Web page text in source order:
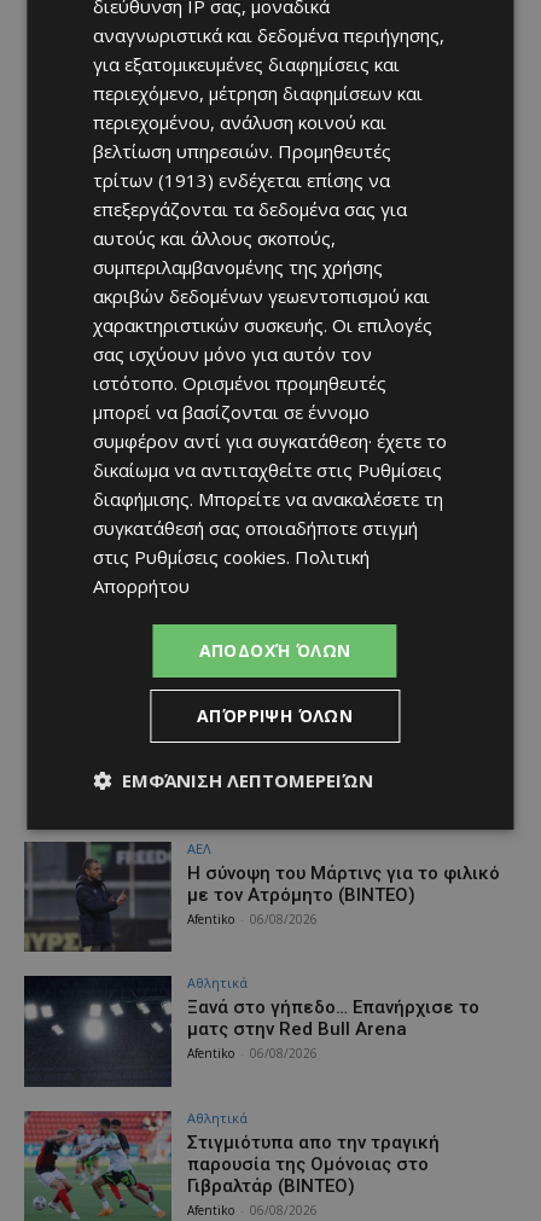
ΑΕΛ
H σύνοψη του Μάρτινς για το φιλικό
με τον Ατρόμητο (ΒΙΝΤΕΟ)
Afentiko 06/08/2026
Αθλητικά
Ξανά στο γήπεδο… Επανήρχισε το
ματς στην Red Bull Arena
Afentiko 06/08/2026
Αθλητικά
Στιγμιότυπα απο την τραγική
παρουσία της Ομόνοιας στο
Γιβραλτάρ (ΒΙΝΤΕΟ)
Afentiko 06/08/2026
διεύθυνση IP σας, μοναδικά
αναγνωριστικά και δεδομένα περιήγησης,
για εξατομικευμένες διαφημίσεις και
περιεχόμενο, μέτρηση διαφημίσεων και
περιεχομένου, ανάλυση κοινού και
βελτίωση υπηρεσιών. Προμηθευτές
τρίτων (1913) ενδέχεται επίσης να
επεξεργάζονται τα δεδομένα σας για
αυτούς και άλλους σκοπούς,
συμπεριλαμβανομένης της χρήσης
ακριβών δεδομένων γεωεντοπισμού και
χαρακτηριστικών συσκευής. Οι επιλογές
σας ισχύουν μόνο για αυτόν τον
ιστότοπο. Ορισμένοι προμηθευτές
μπορεί να βασίζονται σε έννομο
συμφέρον αντί για συγκατάθεση· έχετε το
δικαίωμα να αντιταχθείτε στις Ρυθμίσεις
διαφήμισης. Μπορείτε να ανακαλέσετε τη
συγκατάθεσή σας οποιαδήποτε στιγμή
στις Ρυθμίσεις cookies. Πολιτική
Απορρήτου
ΑΠΟΔΟΧΉ ΌΛΩΝ
ΑΠΌΡΡΙΨΗ ΌΛΩΝ
ΕΜΦΆΝΙΣΗ ΛΕΠΤΟΜΕΡΕΙΏΝ